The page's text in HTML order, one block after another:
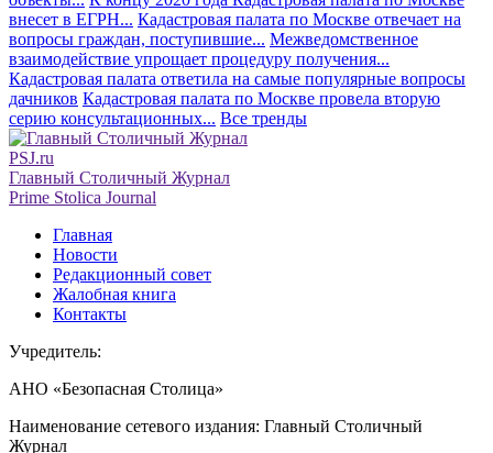
внесет в ЕГРН... Кадастровая палата по Москве отвечает на
вопросы граждан, поступившие... Межведомственное
взаимодействие упрощает процедуру получения...
Кадастровая палата ответила на самые популярные вопросы
дачников Кадастровая палата по Москве провела вторую
серию консультационных... Все тренды
PSJ.ru
Главный Столичный Журнал
Prime Stolica Journal
Главная
Новости
Редакционный совет
Жалобная книга
Контакты
Учредитель:
АНО «Безопасная Столица»
Наименование сетевого издания: Главный Столичный
Журнал